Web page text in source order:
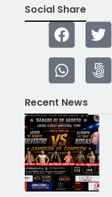
Social Share
Recent News